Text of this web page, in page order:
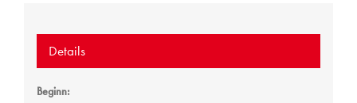
Details
Beginn: